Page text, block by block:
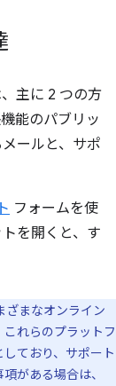
主に 2 つの方
能のパブリッ
ールと、サポ
フォームを使
を開くと、す
ざまなオンライン
れらのプラットフ
ており、サポート
がある場合は、